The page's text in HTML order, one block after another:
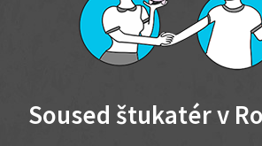
Soused štukatér v